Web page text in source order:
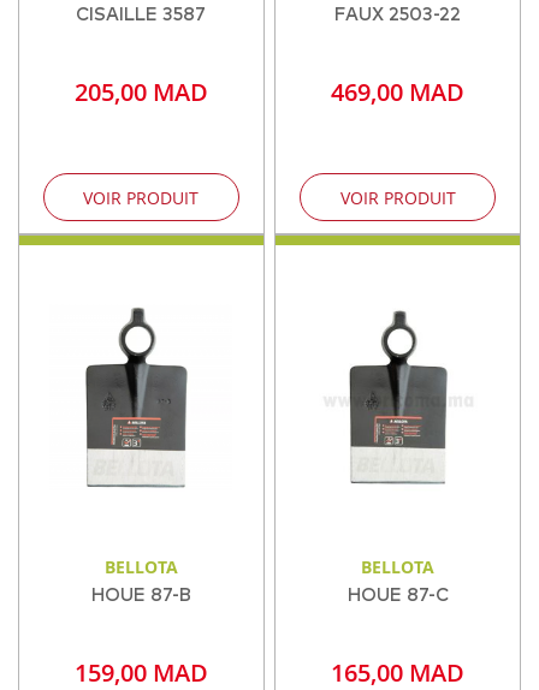
CISAILLE 3587
205,00 MAD
VOIR PRODUIT
FAUX 2503-22
469,00 MAD
VOIR PRODUIT
BELLOTA
HOUE 87-B
159,00 MAD
BELLOTA
HOUE 87-C
165,00 MAD